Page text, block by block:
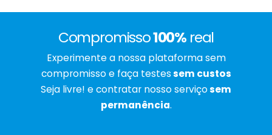
Compromisso100% real
Experimente a nossa plataforma sem
compromisso e faça testessem custos
Seja livre! e contratar nosso serviçosem
permanência.